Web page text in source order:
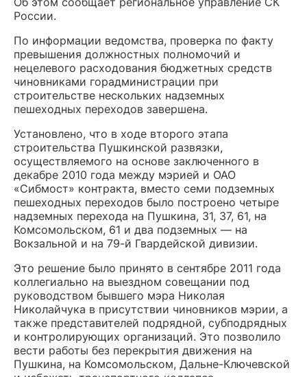
России.
По информации ведомства, проверка по факту
превышения должностных полномочий и
нецелевого расходования бюджетных средств
чиновниками горадминистрации при
строительстве нескольких надземных
пешеходных переходов завершена.
Установлено, что в ходе второго этапа
строительства Пушкинской развязки,
осуществляемого на основе заключенного в
декабре 2010 года между мэрией и ОАО
«Сибмост» контракта, вместо семи подземных
пешеходных переходов было построено четыре
надземных перехода на Пушкина, 31, 37, 61, на
Комсомольском, 61 и два подземных — на
Вокзальной и на 79-й Гвардейской дивизии.
Это решение было принято в сентябре 2011 года
коллегиально на выездном совещании под
руководством бывшего мэра Николая
Николайчука в присутствии чиновников мэрии, а
также представителей подрядной, субподрядных
и контролирующих организаций. Это позволило
вести работы без перекрытия движения на
Пушкина, на Комсомольском, Дальне-Ключевской